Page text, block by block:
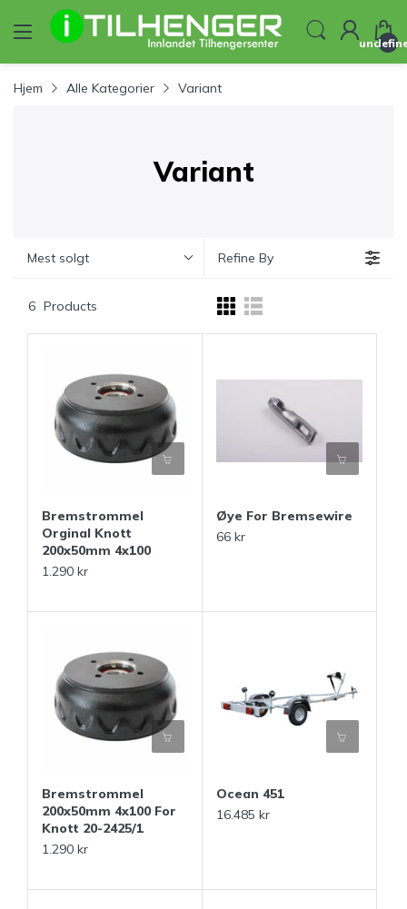
Hjem Alle Kategorier Variant
Variant
Mest solgt Refine By
6 Products
Bremstrommel
Orginal Knott
200x50mm 4x100
1.290 kr
Øye For Bremsewire
66 kr
Bremstrommel
200x50mm 4x100 For
Knott 20-2425/1
1.290 kr
Ocean 451
16.485 kr